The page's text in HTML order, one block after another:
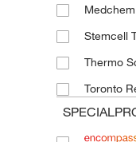
Stemcell
Thermo
Toronto